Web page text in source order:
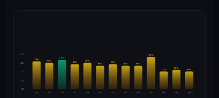
24%
18%
12%
6%
0%
Apr
19%
Mai
18%
Jun
20%
Jul
17%
Aug
18%
Sep
16%
Okt
17%
Nov
16%
Dez
16%
Jan
22%
Feb
12%
Mär
13%
Apr
12%